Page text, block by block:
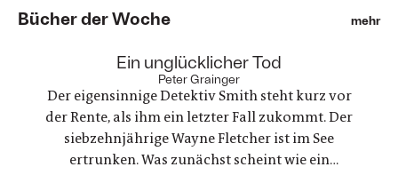
Bücher der Woche mehr
Ein unglücklicher Tod
Peter Grainger
Der eigensinnige Detektiv Smith steht kurz vor
der Rente, als ihm ein letzter Fall zukommt. Der
siebzehnjährige Wayne Fletcher ist im See
ertrunken. Was zunächst scheint wie ein